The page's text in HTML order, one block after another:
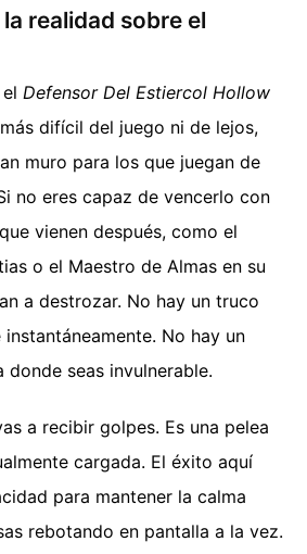
realidad sobre el
Defensor Del Estiercol Hollow
difícil del juego ni de lejos,
muro para los que juegan de
no eres capaz de vencerlo con
vienen después, como el
o el Maestro de Almas en su
a destrozar. No hay un truco
No hay un
donde seas invulnerable.
a recibir golpes. Es una pelea
cargada. El éxito aquí
para mantener la calma
rebotando en pantalla a la vez.